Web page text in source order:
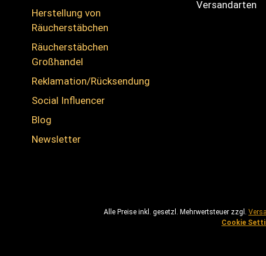
Herstellung von
Räucherstäbchen
Räucherstäbchen
Großhandel
Reklamation/Rücksendung
Social Influencer
Blog
Newsletter
Alle Preise inkl. gesetzl. Mehrwertsteuer zzgl.
Cookie